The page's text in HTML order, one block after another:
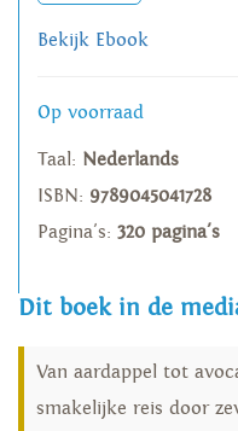
Bekijk Ebook
Op voorraad
Taal: Nederlands
ISBN: 9789045041728
Pagina's: 320 pagina's
Dit boek in de
Van aardappel tot
smakelijke reis door